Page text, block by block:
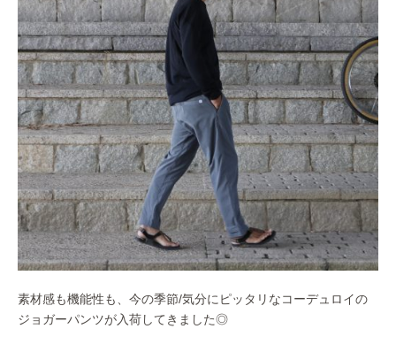
素材感も機能性も、今の季節/気分にピッタリなコーデュロイの
ジョガーパンツが入荷してきました◎